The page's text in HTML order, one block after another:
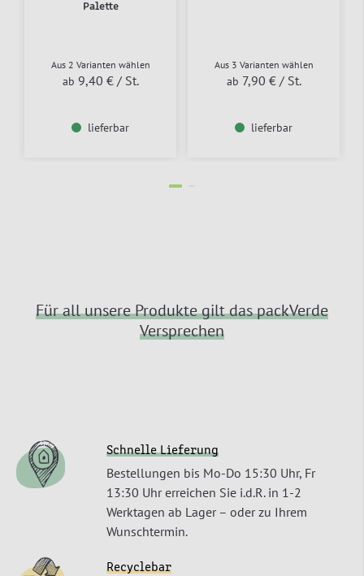
Palette
Aus 2 Varianten wählen
ab 9,40 € / St.
lieferbar
Aus 3 Varianten wählen
ab 7,90 € / St.
lieferbar
Für all unsere Produkte gilt das packVerde
Versprechen
Schnelle Lieferung
Bestellungen bis Mo-Do 15:30 Uhr, Fr
13:30 Uhr erreichen Sie i.d.R. in 1-2
Werktagen ab Lager – oder zu Ihrem
Wunschtermin.
Recyclebar